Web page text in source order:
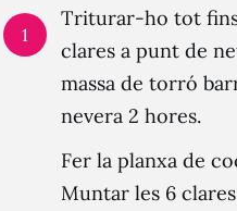
1
Triturar-ho tot fins
clares a punt de
massa de torró
nevera 2 hores.
Fer la planxa de
Muntar les 6